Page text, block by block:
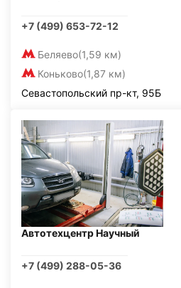
+7 (499) 653-72-12
Беляево(1,59 км)
Коньково(1,87 км)
Севастопольский пр-кт, 95Б
Автотехцентр Научный
+7 (499) 288-05-36